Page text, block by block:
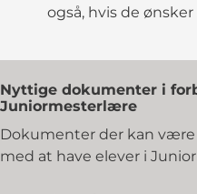
også, hvis de
Nyttige dokumenter i
Juniormesterlære
Dokumenter der kan
med at have elever i